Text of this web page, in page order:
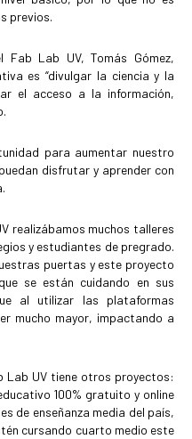
previos.
Lab UV, Tomás Gómez,
es “divulgar la ciencia y la
el acceso a la información,
para aumentar nuestro
disfrutar y aprender con
realizábamos muchos talleres
y estudiantes de pregrado.
puertas y este proyecto
se están cuidando en sus
al utilizar las plataformas
mucho mayor, impactando a
Lab UV tiene otros proyectos:
100% gratuito y online
de enseñanza media del país,
cursando cuarto medio este